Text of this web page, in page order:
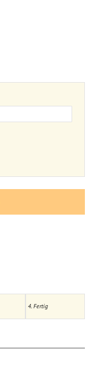
4. Fertig